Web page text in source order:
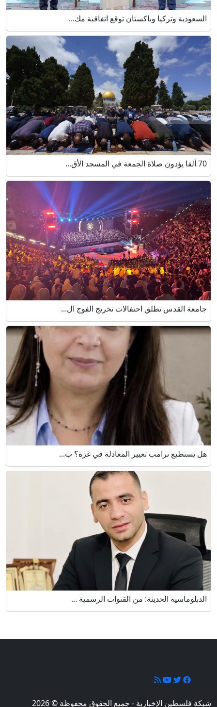
السعودية وتركيا وباكستان توقع اتفاقية مك...
70 ألفا يؤدون صلاة الجمعة في المسجد الأق...
جامعة القدس تطلق احتفالات تخريج الفوج ال...
هل يستطيع ترامب تغيير المعادلة في غزة؟ ب...
الدبلوماسية الحديثة: من القنوات الرسمية ...
شبكة فلسطين الإخبارية - جميع الحقوق محفوظة © 2026